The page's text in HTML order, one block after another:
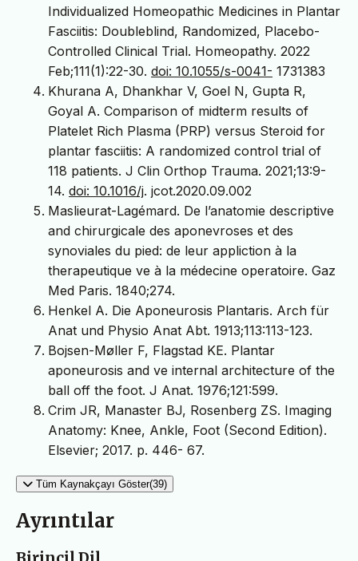
Individualized Homeopathic Medicines in Plantar
Fasciitis: Doubleblind, Randomized, Placebo-
Controlled Clinical Trial. Homeopathy. 2022
Feb;111(1):22-30. doi: 10.1055/s-0041- 1731383
Khurana A, Dhankhar V, Goel N, Gupta R,
Goyal A. Comparison of midterm results of
Platelet Rich Plasma (PRP) versus Steroid for
plantar fasciitis: A randomized control trial of
118 patients. J Clin Orthop Trauma. 2021;13:9-
14. doi: 10.1016/j. jcot.2020.09.002
Maslieurat-Lagémard. De l’anatomie descriptive
and chirurgicale des aponevroses et des
synoviales du pied: de leur appliction à la
therapeutique ve à la médecine operatoire. Gaz
Med Paris. 1840;274.
Henkel A. Die Aponeurosis Plantaris. Arch für
Anat und Physio Anat Abt. 1913;113:113-123.
Bojsen-Møller F, Flagstad KE. Plantar
aponeurosis and ve internal architecture of the
ball off the foot. J Anat. 1976;121:599.
Crim JR, Manaster BJ, Rosenberg ZS. Imaging
Anatomy: Knee, Ankle, Foot (Second Edition).
Elsevier; 2017. p. 446- 67.
Tüm Kaynakçayı Göster(39)
Ayrıntılar